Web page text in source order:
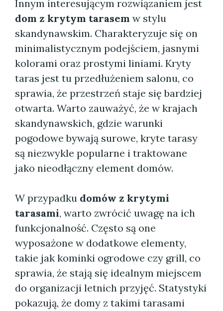
Innym interesującym rozwiązaniem jest
dom z krytym tarasem w stylu
skandynawskim. Charakteryzuje się on
minimalistycznym podejściem, jasnymi
kolorami oraz prostymi liniami. Kryty
taras jest tu przedłużeniem salonu, co
sprawia, że przestrzeń staje się bardziej
otwarta. Warto zauważyć, że w krajach
skandynawskich, gdzie warunki
pogodowe bywają surowe, kryte tarasy
są niezwykle popularne i traktowane
jako nieodłączny element domów.
W przypadku domów z krytymi
tarasami, warto zwrócić uwagę na ich
funkcjonalność. Często są one
wyposażone w dodatkowe elementy,
takie jak kominki ogrodowe czy grill, co
sprawia, że stają się idealnym miejscem
do organizacji letnich przyjęć. Statystyki
pokazują, że domy z takimi tarasami